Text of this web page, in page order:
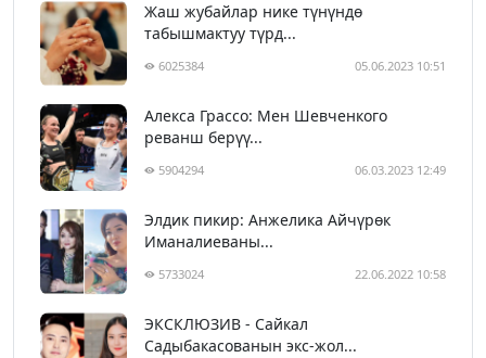
Жаш жубайлар нике түнүндө
табышмактуу түрд...
6025384 05.06.2023 10:51
Алекса Грассо: Мен Шевченкого
реванш берүү...
5904294 06.03.2023 12:49
Элдик пикир: Анжелика Айчүрөк
Иманалиеваны...
5733024 22.06.2022 10:58
ЭКСКЛЮЗИВ - Сайкал
Садыбакасованын экс-жол...